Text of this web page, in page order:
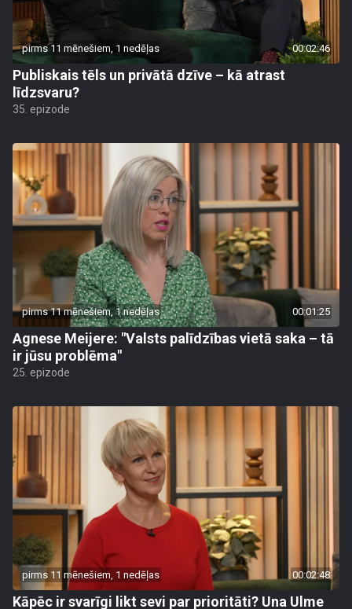
pirms 11 mēnešiem, 1 nedēļas 00:02:46
Publiskais tēls un privātā dzīve – kā atrast
līdzsvaru?
35. epizode
pirms 11 mēnešiem, 1 nedēļas 00:01:25
Agnese Meijere: "Valsts palīdzības vietā saka – tā
ir jūsu problēma"
25. epizode
pirms 11 mēnešiem, 1 nedēļas 00:02:48
Kāpēc ir svarīgi likt sevi par prioritāti? Una Ulme